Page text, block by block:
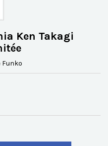
Ken Takagi
Funko